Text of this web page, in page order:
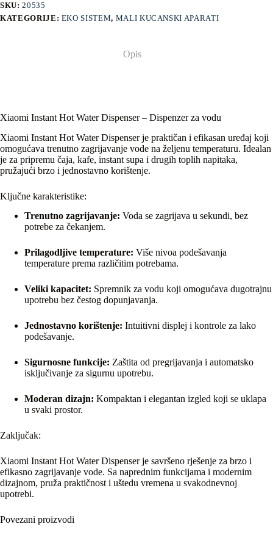
SKU:20535
KATEGORIJE: EKO SISTEM, MALI KUCANSKI APARATI
Opis
Xiaomi Instant Hot Water Dispenser – Dispenzer za vodu
Xiaomi Instant Hot Water Dispenser je praktičan i efikasan uređaj koji
omogućava trenutno zagrijavanje vode na željenu temperaturu. Idealan
je za pripremu čaja, kafe, instant supa i drugih toplih napitaka,
pružajući brzo i jednostavno korištenje.
Ključne karakteristike:
Trenutno zagrijavanje: Voda se zagrijava u sekundi, bez
potrebe za čekanjem.
Prilagodljive temperature: Više nivoa podešavanja
temperature prema različitim potrebama.
Veliki kapacitet: Spremnik za vodu koji omogućava dugotrajnu
upotrebu bez čestog dopunjavanja.
Jednostavno korištenje: Intuitivni displej i kontrole za lako
podešavanje.
Sigurnosne funkcije: Zaštita od pregrijavanja i automatsko
isključivanje za sigurnu upotrebu.
Moderan dizajn: Kompaktan i elegantan izgled koji se uklapa
u svaki prostor.
Zaključak:
Xiaomi Instant Hot Water Dispenser je savršeno rješenje za brzo i
efikasno zagrijavanje vode. Sa naprednim funkcijama i modernim
dizajnom, pruža praktičnost i uštedu vremena u svakodnevnoj
upotrebi.
Povezani proizvodi